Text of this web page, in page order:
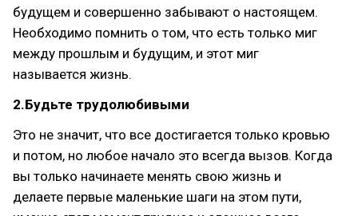
будущем и совершенно забывают о настоящем.
Необходимо помнить о том, что есть только миг
между прошлым и будущим, и этот миг
называется жизнь.
2.Будьте трудолюбивыми
Это не значит, что все достигается только кровью
и потом, но любое начало это всегда вызов. Когда
вы только начинаете менять свою жизнь и
делаете первые маленькие шаги на этом пути,